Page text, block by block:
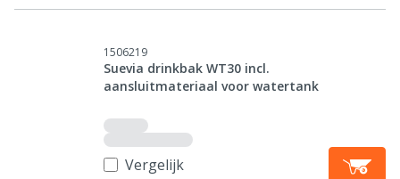
1506219
Suevia drinkbak WT30 incl.
aansluitmateriaal voor watertank
Vergelijk